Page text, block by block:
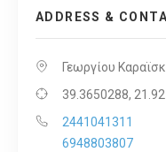
ADDRESS &
Γεωργίου
39.3650288,
2441041311
6948803807